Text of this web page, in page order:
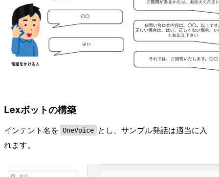
Lexボットの構築
インテント名を OneVoice
とし、サンプル発話は適当に入
れます。